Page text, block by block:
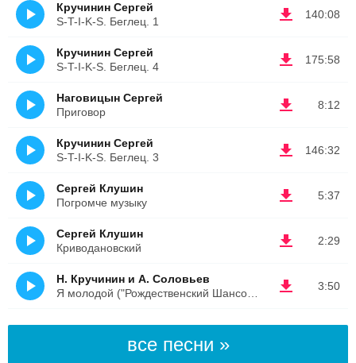
140:08
Кручинин Сергей
S-T-I-K-S. Беглец. 1
175:58
Кручинин Сергей
S-T-I-K-S. Беглец. 4
8:12
Наговицын Сергей
Приговор
146:32
Кручинин Сергей
S-T-I-K-S. Беглец. 3
5:37
Сергей Клушин
Погромче музыку
2:29
Сергей Клушин
Криводановский
3:50
Н. Кручинин и А. Соловьев
все песни »